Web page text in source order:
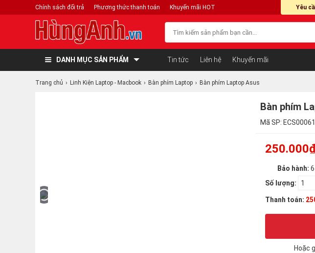
Chính sách đổi trả Phương thức thanh toán Khuyến mãi HOT
DANH MỤC SẢN PHẨM Tin tức Liên hệ Khuyến mãi
Trang chủ Linh Kiện Laptop - Macbook Bàn phím Laptop Bàn phím Laptop Asus
Bàn phím
Mã SP:
Bảo hành:
Số lượng:
Thanh toán:
Hoặc
Yêu